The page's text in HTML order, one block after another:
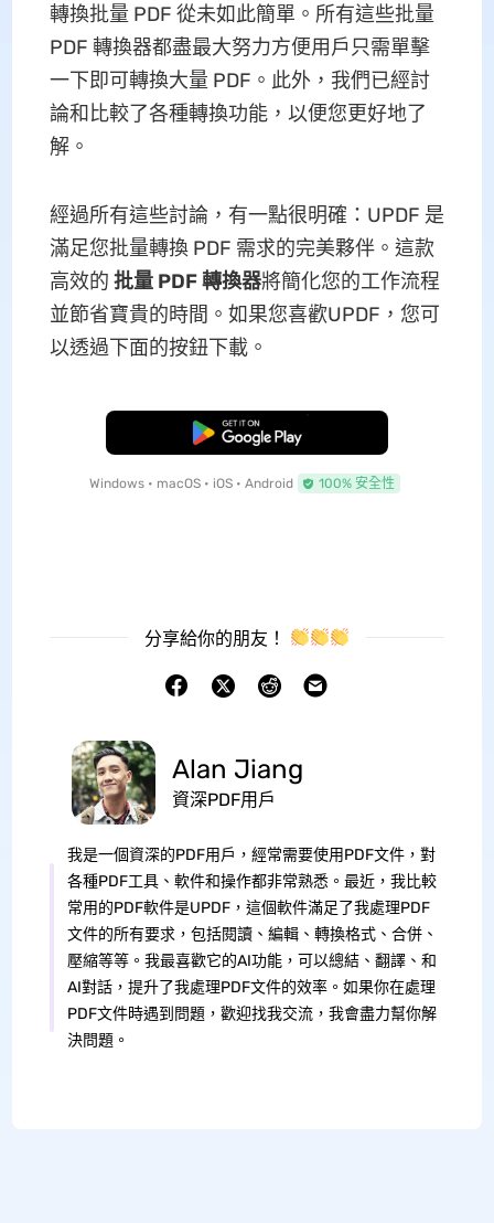
轉換批量 PDF 從未如此簡單。所有這些批量
PDF 轉換器都盡最大努力方便用戶只需單擊
一下即可轉換大量 PDF。此外，我們已經討
論和比較了各種轉換功能，以便您更好地了
解。
經過所有這些討論，有一點很明確：UPDF 是
滿足您批量轉換 PDF 需求的完美夥伴。這款
高效的 批量 PDF 轉換器將簡化您的工作流程
並節省寶貴的時間。如果您喜歡UPDF，您可
以透過下面的按鈕下載。
免費下載
Windows • macOS • iOS • Android 100% 安全性
分享給你的朋友！
Alan Jiang
資深PDF用戶
我是一個資深的PDF用戶，經常需要使用PDF文件，對
各種PDF工具、軟件和操作都非常熟悉。最近，我比較
常用的PDF軟件是UPDF，這個軟件滿足了我處理PDF
文件的所有要求，包括閱讀、編輯、轉換格式、合併、
壓縮等等。我最喜歡它的AI功能，可以總結、翻譯、和
AI對話，提升了我處理PDF文件的效率。如果你在處理
PDF文件時遇到問題，歡迎找我交流，我會盡力幫你解
決問題。